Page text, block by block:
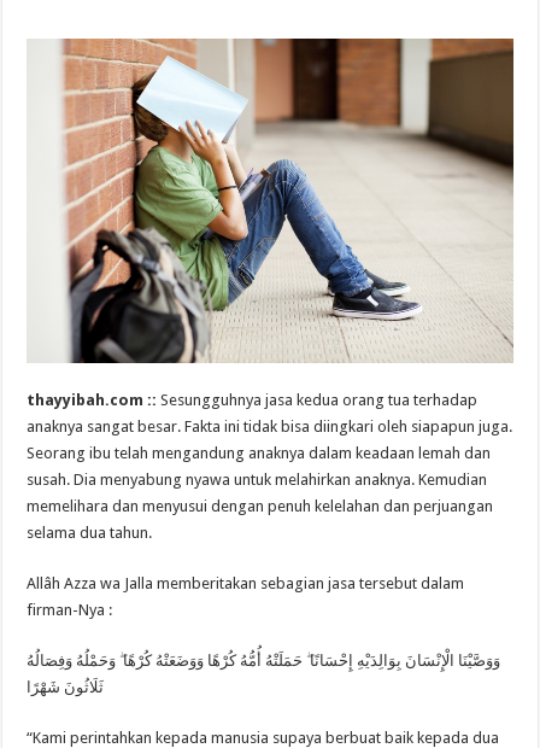
thayyibah.com ::Sesungguhnya jasa kedua orang tua terhadap
anaknya sangat besar. Fakta ini tidak bisa diingkari oleh siapapun juga.
Seorang ibu telah mengandung anaknya dalam keadaan lemah dan
susah. Dia menyabung nyawa untuk melahirkan anaknya. Kemudian
memelihara dan menyusui dengan penuh kelelahan dan perjuangan
selama dua tahun.
Allâh Azza wa Jalla memberitakan sebagian jasa tersebut dalam
firman-Nya :
وَوَصَّيْنَا الْإِنْسَانَ بِوَالِدَيْهِ إِحْسَانًا ۖ حَمَلَتْهُ أُمُّهُ كُرْهًا وَوَضَعَتْهُ كُرْهًا ۖ وَحَمْلُهُ وَفِصَالُهُ
ثَلَاثُونَ شَهْرًا
“Kami perintahkan kepada manusia supaya berbuat baik kepada dua